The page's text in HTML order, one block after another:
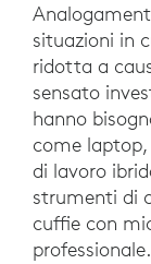
situazioni in
ridotta a
sensato
hanno
come
di lavoro
strumenti di
cuffie con
professionale.